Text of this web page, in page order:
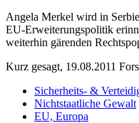
Angela Merkel wird in
EU-Erweiterungspolitik
weiterhin gärenden
Kurz gesagt, 19.08.2011
Sicherheits- &
Nichtstaatliche Gewalt
EU, Europa